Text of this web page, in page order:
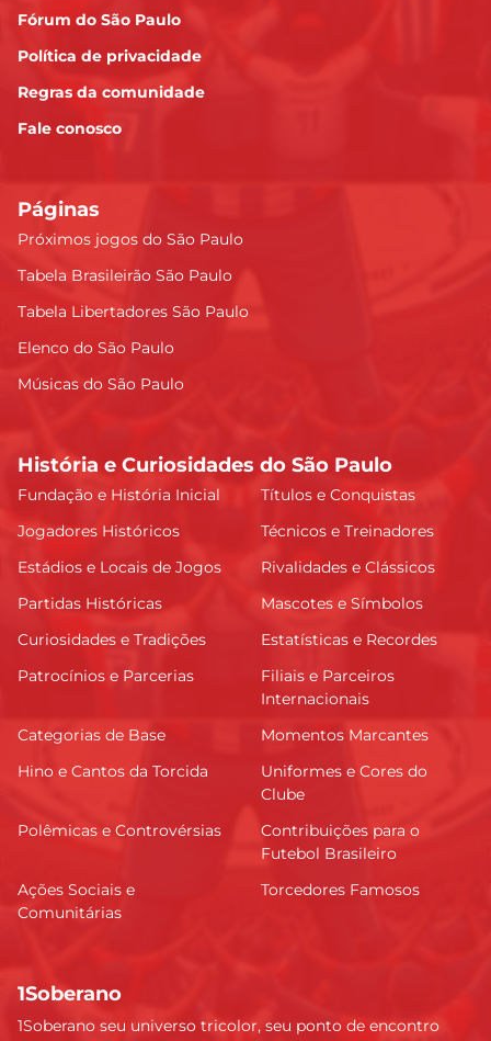
Fórum do São Paulo
Política de privacidade
Regras da comunidade
Fale conosco
Páginas
Próximos jogos do São Paulo
Tabela Brasileirão São Paulo
Tabela Libertadores São Paulo
Elenco do São Paulo
Músicas do São Paulo
História e Curiosidades do São Paulo
Fundação e História Inicial
Títulos e Conquistas
Jogadores Históricos
Técnicos e Treinadores
Estádios e Locais de Jogos
Rivalidades e Clássicos
Partidas Históricas
Mascotes e Símbolos
Curiosidades e Tradições
Estatísticas e Recordes
Patrocínios e Parcerias
Filiais e Parceiros
Internacionais
Categorias de Base
Momentos Marcantes
Hino e Cantos da Torcida
Uniformes e Cores do
Clube
Polêmicas e Controvérsias
Contribuições para o
Futebol Brasileiro
Ações Sociais e
Comunitárias
Torcedores Famosos
1Soberano
1Soberano seu universo tricolor, seu ponto de encontro